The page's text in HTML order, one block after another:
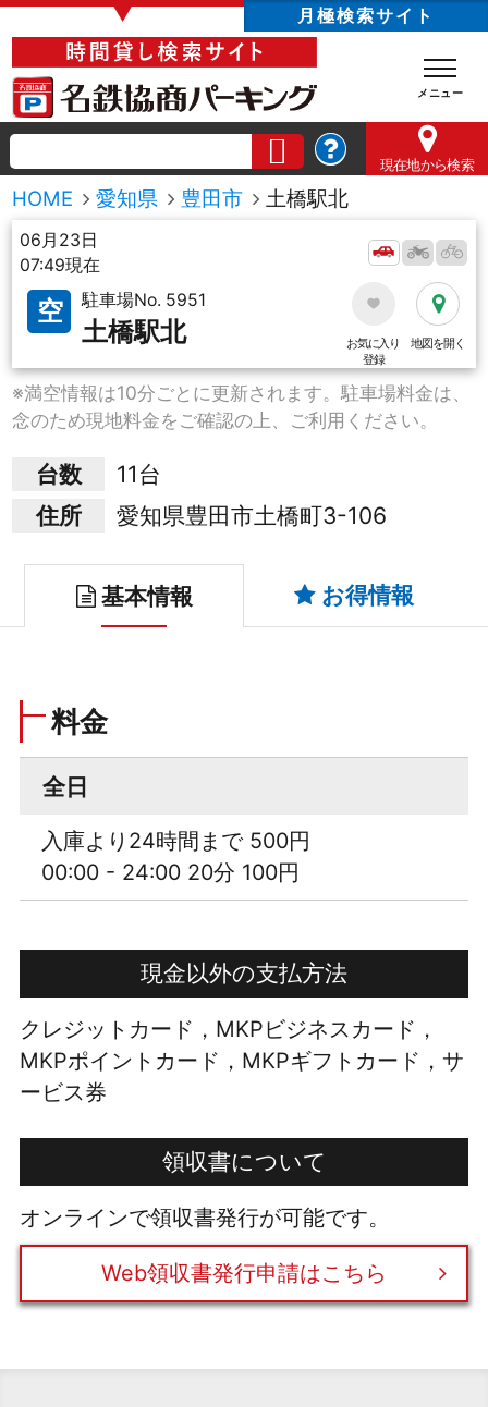
▼ 月極検索サイト
現在地から検索
HOME 愛知県 豊田市 土橋駅北
06月23日
07:49現在
空 駐車場No. 5951
土橋駅北
お気に入り
登録
地図を開く
※満空情報は10分ごとに更新されます。駐車場料金は、
念のため現地料金をご確認の上、ご利用ください。
台数
11台
住所
愛知県豊田市土橋町3-106
基本情報 お得情報
料金
全日
入庫より24時間まで 500円
00:00 - 24:00 20分 100円
現金以外の支払方法
クレジットカード，MKPビジネスカード，
MKPポイントカード，MKPギフトカード，サ
ービス券
領収書について
オンラインで領収書発行が可能です。
Web領収書発行申請はこちら